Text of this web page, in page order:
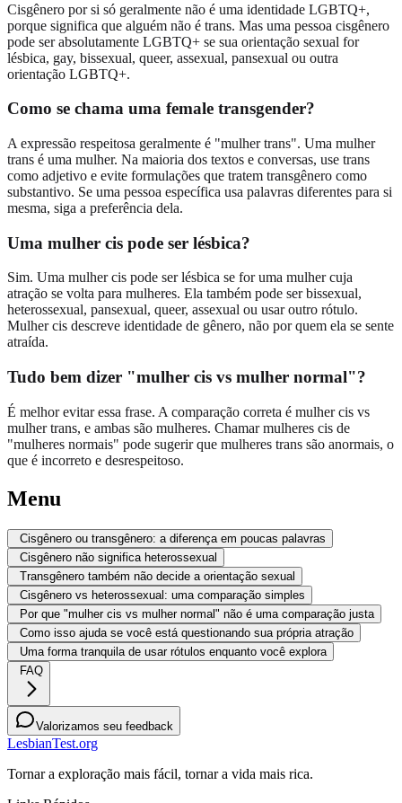
Cisgênero por si só geralmente não é uma identidade LGBTQ+,
porque significa que alguém não é trans. Mas uma pessoa cisgênero
pode ser absolutamente LGBTQ+ se sua orientação sexual for
lésbica, gay, bissexual, queer, assexual, pansexual ou outra
orientação LGBTQ+.
Como se chama uma female transgender?
A expressão respeitosa geralmente é "mulher trans". Uma mulher
trans é uma mulher. Na maioria dos textos e conversas, use trans
como adjetivo e evite formulações que tratem transgênero como
substantivo. Se uma pessoa específica usa palavras diferentes para si
mesma, siga a preferência dela.
Uma mulher cis pode ser lésbica?
Sim. Uma mulher cis pode ser lésbica se for uma mulher cuja
atração se volta para mulheres. Ela também pode ser bissexual,
heterossexual, pansexual, queer, assexual ou usar outro rótulo.
Mulher cis descreve identidade de gênero, não por quem ela se sente
atraída.
Tudo bem dizer "mulher cis vs mulher normal"?
É melhor evitar essa frase. A comparação correta é mulher cis vs
mulher trans, e ambas são mulheres. Chamar mulheres cis de
"mulheres normais" pode sugerir que mulheres trans são anormais, o
que é incorreto e desrespeitoso.
Menu
Cisgênero ou transgênero: a diferença em poucas palavras
Cisgênero não significa heterossexual
Transgênero também não decide a orientação sexual
Cisgênero vs heterossexual: uma comparação simples
Por que "mulher cis vs mulher normal" não é uma comparação justa
Como isso ajuda se você está questionando sua própria atração
Uma forma tranquila de usar rótulos enquanto você explora
FAQ
Valorizamos seu feedback
LesbianTest.org
Tornar a exploração mais fácil, tornar a vida mais rica.